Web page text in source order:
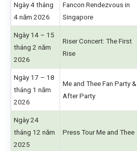
Ngày 4 tháng
4 năm 2026
Fancon Rendezvous in
Singapore
Ngày 14 – 15
tháng 2 năm
2026
Riser Concert: The First
Rise
Ngày 17 – 18
tháng 1 năm
2026
Me and Thee Fan Party &
After Party
Ngày 24
tháng 12 năm
2025
Press Tour Me and Thee